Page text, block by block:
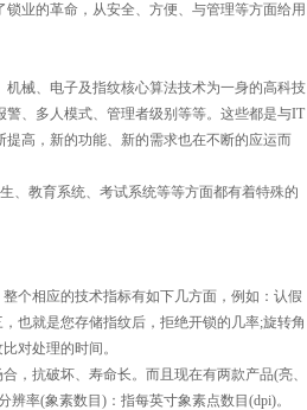
业的革命，从安全、方便、与管理等方面给用
械、电子及指纹核心算法技术为一身的高科技
、多人模式、管理者级别等等。这些都是与IT
高，新的功能、新的需求也在不断的应运而
、教育系统、考试系统等等方面都有着特殊的
个相应的技术指标有如下几方面，例如：认假
也就是您存储指纹后，拒绝开锁的几率;旋转角
对处理的时间。
，抗破坏、寿命长。而且现在有两款产品(亮、
率(象素数目)：指每英寸象素点数目(dpi)。